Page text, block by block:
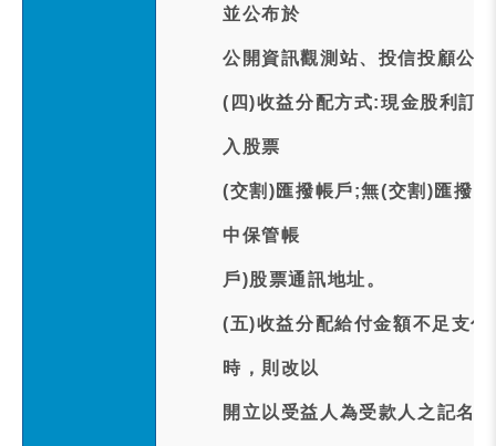
並公布於
公開資訊觀測站、投信投顧公
(四)收益分配方式:現金股利訂
入股票
(交割)匯撥帳戶;無(交割)匯撥
中保管帳
戶)股票通訊地址。
(五)收益分配給付金額不足支
時，則改以
開立以受益人為受款人之記名